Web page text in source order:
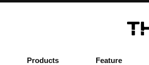
Products Feature